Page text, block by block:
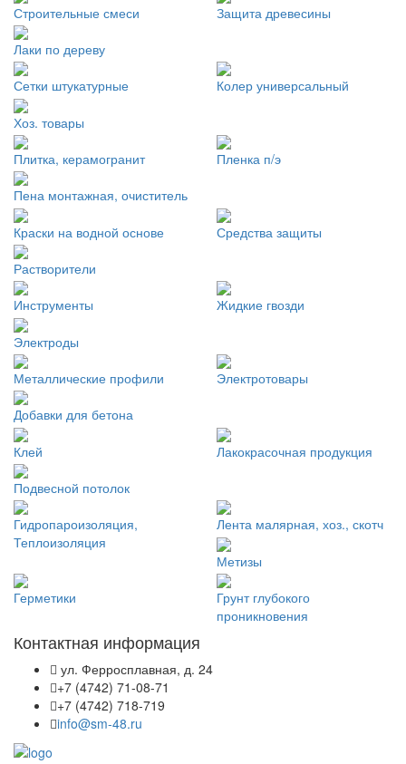
Строительные смеси Защита древесины
Лаки по дереву
Сетки штукатурные Колер универсальный
Хоз. товары
Плитка, керамогранит Пленка п/э
Пена монтажная, очиститель
Краски на водной основе Средства защиты
Растворители
Инструменты Жидкие гвозди
Электроды
Металлические профили Электротовары
Добавки для бетона
Клей Лакокрасочная продукция
Подвесной потолок
Гидропароизоляция,
Теплоизоляция
Лента малярная, хоз., скотч
Метизы
Герметики
Грунт глубокого
проникновения
Контактная информация
ул. Ферросплавная, д. 24
+7 (4742) 71-08-71
+7 (4742) 718-719
info@sm-48.ru